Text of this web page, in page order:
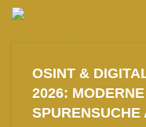
OSINT &
2026:
SPURENSUCHE